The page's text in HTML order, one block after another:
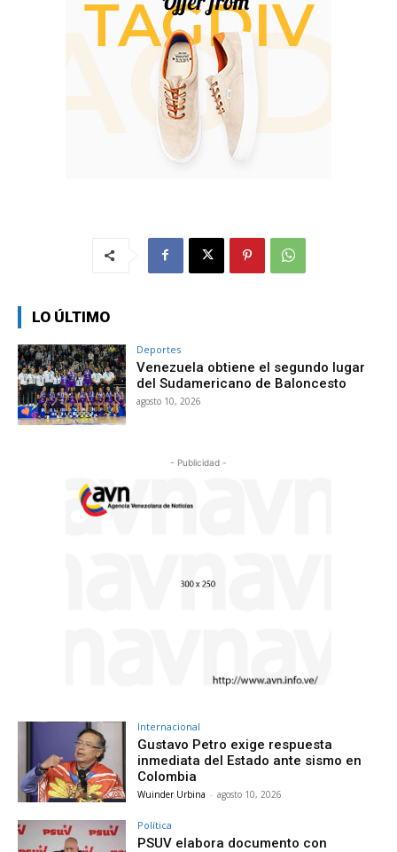
LO ÚLTIMO
Deportes
Venezuela obtiene el segundo lugar
del Sudamericano de Baloncesto
agosto 10, 2026
- Publicidad -
Internacional
Gustavo Petro exige respuesta
inmediata del Estado ante sismo en
Colombia
Wuinder Urbina - agosto 10, 2026
Política
PSUV elabora documento con